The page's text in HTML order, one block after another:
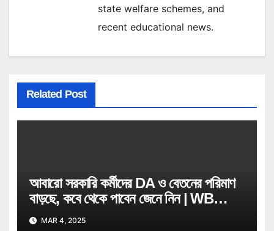
state welfare schemes, and
recent educational news.
Related Post
আবারো সরকারি কর্মীদের DA ও বেতনের পরিমাণ
বাড়ছে, কবে থেকে পাবেন জেনে নিন | WB
Govt Job Employee
MAR 4, 2025